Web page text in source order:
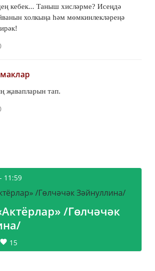
кебек... Таныш хисләрме? Исеңдә
холкыңа һәм мөмкинлекләреңә
җавапларын тап.
11:59
/Гөлчәчәк
15